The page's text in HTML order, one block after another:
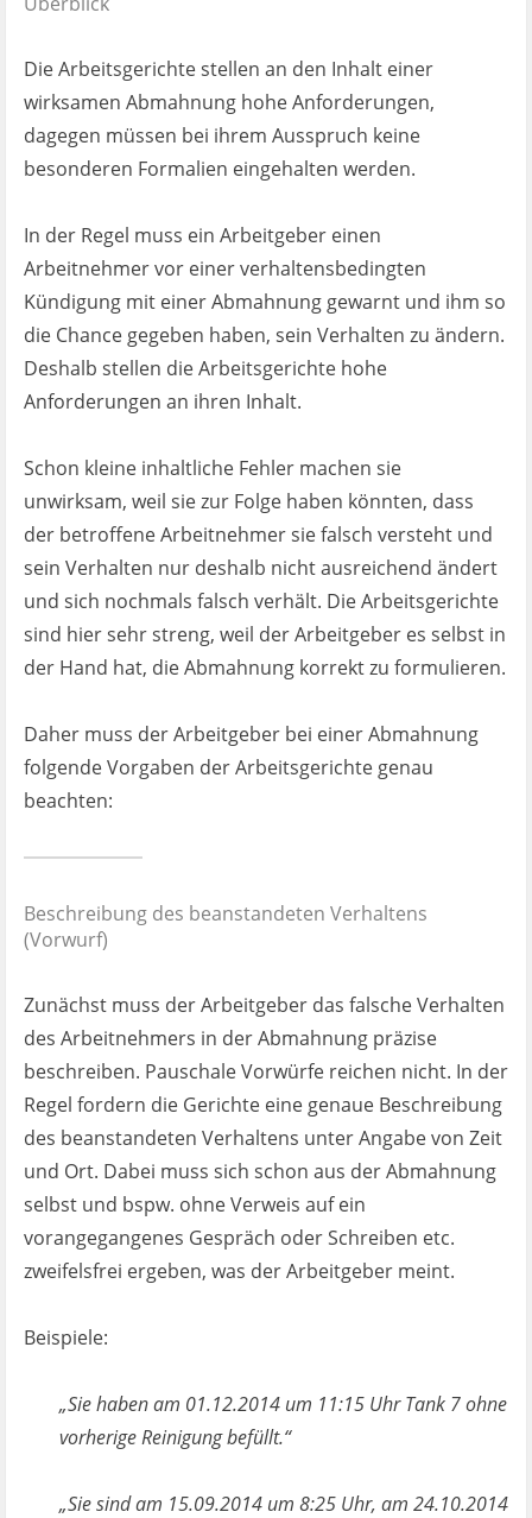
Ist es wirklich gut?
Kontakt
News
Datenschutz
Die Arbeitsgerichte stellen an den Inhalt einer
wirksamen Abmahnung hohe Anforderungen,
dagegen müssen bei ihrem Ausspruch keine
besonderen Formalien eingehalten werden.
In der Regel muss ein Arbeitgeber einen
Arbeitnehmer vor einer verhaltensbedingten
Kündigung mit einer Abmahnung gewarnt und ihm so
die Chance gegeben haben, sein Verhalten zu ändern.
Deshalb stellen die Arbeitsgerichte hohe
Anforderungen an ihren Inhalt.
Schon kleine inhaltliche Fehler machen sie
unwirksam, weil sie zur Folge haben könnten, dass
der betroffene Arbeitnehmer sie falsch versteht und
sein Verhalten nur deshalb nicht ausreichend ändert
und sich nochmals falsch verhält. Die Arbeitsgerichte
sind hier sehr streng, weil der Arbeitgeber es selbst in
der Hand hat, die Abmahnung korrekt zu formulieren.
Daher muss der Arbeitgeber bei einer Abmahnung
folgende Vorgaben der Arbeitsgerichte genau
beachten:
Beschreibung des beanstandeten Verhaltens
(Vorwurf)
Zunächst muss der Arbeitgeber das falsche Verhalten
des Arbeitnehmers in der Abmahnung präzise
beschreiben. Pauschale Vorwürfe reichen nicht. In der
Regel fordern die Gerichte eine genaue Beschreibung
des beanstandeten Verhaltens unter Angabe von Zeit
und Ort. Dabei muss sich schon aus der Abmahnung
selbst und bspw. ohne Verweis auf ein
vorangegangenes Gespräch oder Schreiben etc.
zweifelsfrei ergeben, was der Arbeitgeber meint.
Beispiele:
„Sie haben am 01.12.2014 um 11:15 Uhr Tank 7 ohne
vorherige Reinigung befüllt.“
„Sie sind am 15.09.2014 um 8:25 Uhr, am 24.10.2014